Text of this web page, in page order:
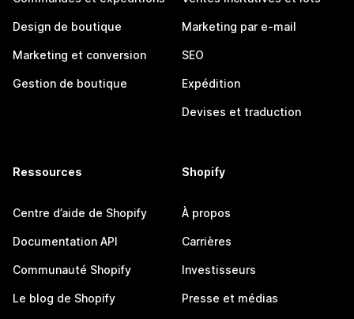
Design de boutique
Marketing et conversion
Gestion de boutique
Marketing par e-mail
SEO
Expédition
Devises et traduction
Ressources
Centre d’aide de Shopify
Documentation API
Communauté Shopify
Le blog de Shopify
Shopify
À propos
Carrières
Investisseurs
Presse et médias